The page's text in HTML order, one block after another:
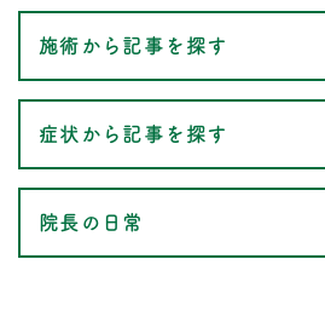
施術から記事を探す
症状から記事を探す
院長の日常